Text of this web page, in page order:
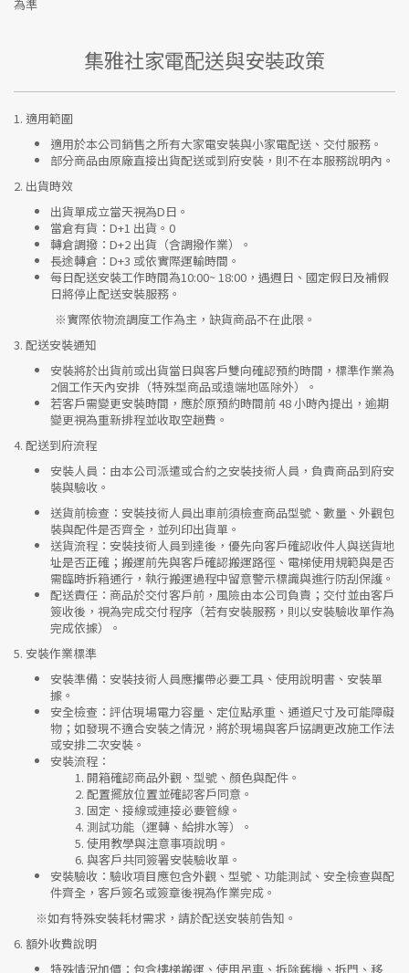
為準
集雅社家電配送與安裝政策
1. 適用範圍
適用於本公司銷售之所有大家電安裝與小家電配送、交付服務。
部分商品由原廠直接出貨配送或到府安裝，則不在本服務說明內。
2. 出貨時效
出貨單成立當天視為D日。
當倉有貨： D+1 出貨。0
轉倉調撥： D+2 出貨（含調撥作業）。
長途轉倉： D+3 或依實際運輸時間。
每日配送安裝工作時間為10:00~ 18:00，遇週日、國定假日及補假
日將停止配送安裝服務。
※實際依物流調度工作為主，缺貨商品不在此限。
3. 配送安裝通知
安裝將於出貨前或出貨當日與客戶雙向確認預約時間，標準作業為
2個工作天內安排（特殊型商品或遠端地區除外）。
若客戶需變更安裝時間，應於原預約時間前 48 小時內提出，逾期
變更視為重新排程並收取空趟費。
4. 配送到府流程
安裝人員 ：由本公司派遣或合約之安裝技術人員，負責商品到府安
裝與驗收。
送貨前檢查 ：安裝技術人員出車前須檢查商品型號、數量、外觀包
裝與配件是否齊全，並列印出貨單。
送貨流程 ：安裝技術人員到達後，優先向客戶確認收件人與送貨地
址是否正確；搬運前先與客戶確認搬運路徑、電梯使用規範與是否
需臨時拆箱通行，執行搬運過程中留意警示標識與進行防刮保護。
配送責任 ：商品於交付客戶前，風險由本公司負責；交付並由客戶
簽收後，視為完成交付程序（若有安裝服務，則以安裝驗收單作為
完成依據）。
5. 安裝作業標準
安裝準備 ：安裝技術人員應攜帶必要工具、使用說明書、安裝單
據。
安全檢查 ：評估現場電力容量、定位點承重、通道尺寸及可能障礙
物；如發現不適合安裝之情況，將於現場與客戶協調更改施工作法
或安排二次安裝。
安裝流程 ：
開箱確認商品外觀、型號、顏色與配件。
配置擺放位置並確認客戶同意。
固定、接線或連接必要管線。
測試功能（運轉、給排水等）。
使用教學與注意事項說明。
與客戶共同簽署安裝驗收單。
安裝驗收 ：驗收項目應包含外觀、型號、功能測試、安全檢查與配
件齊全，客戶簽名或簽章後視為作業完成。
※如有特殊安裝耗材需求，請於配送安裝前告知。
6. 額外收費說明
特殊情況加價 ：包含樓梯搬運、使用吊車、拆除舊機、拆門、移